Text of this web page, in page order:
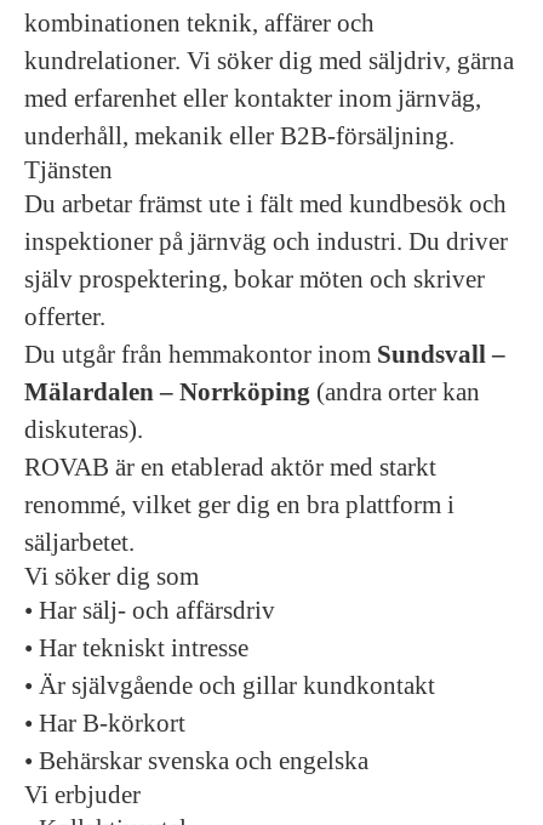
kombinationen teknik, affärer och
kundrelationer. Vi söker dig med säljdriv, gärna
med erfarenhet eller kontakter inom järnväg,
underhåll, mekanik eller B2B-försäljning.
Tjänsten
Du arbetar främst ute i fält med kundbesök och
inspektioner på järnväg och industri. Du driver
själv prospektering, bokar möten och skriver
offerter.
Du utgår från hemmakontor inom Sundsvall –
Mälardalen – Norrköping (andra orter kan
diskuteras).
ROVAB är en etablerad aktör med starkt
renommé, vilket ger dig en bra plattform i
säljarbetet.
Vi söker dig som
• Har sälj- och affärsdriv
• Har tekniskt intresse
• Är självgående och gillar kundkontakt
• Har B-körkort
• Behärskar svenska och engelska
Vi erbjuder